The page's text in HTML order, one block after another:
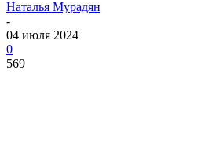
Наталья Мурадян
-
04 июля 2024
0
569